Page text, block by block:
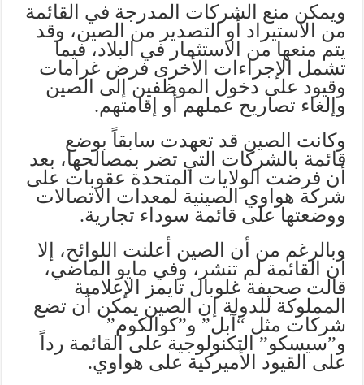
ويمكن منع الشركات المدرجة في القائمة
من الاستيراد أو التصدير من الصين، وقد
يتم منعها من الاستثمار في البلاد، فيما
تشمل الإجراءات الأخرى فرض غرامات
وقيود على دخول الموظفين إلى الصين
وإلغاء تصاريح عملهم أو إقامتهم.
وكانت الصين قد تعهدت سابقاً بوضع
قائمة بالشركات التي تضر بمصالحها، بعد
أن فرضت الولايات المتحدة عقوبات على
شركة هواوي الصينية لمعدات الاتصالات
ووضعتها على قائمة سوداء تجارية.
وبالرغم من أن الصين أعلنت اللوائح، إلا
أن القائمة لم تنشر، وفي مايو الماضي،
قالت صحيفة غلوبال تايمز الإعلامية
المملوكة للدولة إن الصين يمكن أن تضع
شركات مثل “آبل” و”كوالكوم”
و”سيسكو” التكنولوجية على القائمة رداً
على القيود الأميركية على هواوي.